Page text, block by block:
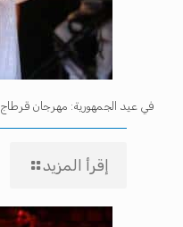
في عيد الجمهورية: مهرجان قرطاج
إقرأ المزيد